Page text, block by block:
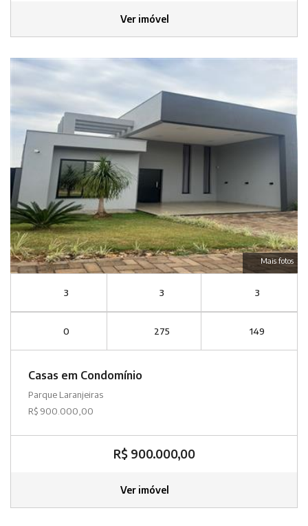
Ver imóvel
Mais fotos
3 3 3
0 275 149
Casas em Condomínio
Parque Laranjeiras
R$ 900.000,00
R$ 900.000,00
Ver imóvel